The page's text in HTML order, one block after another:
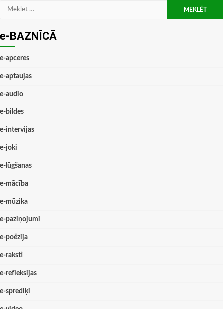
Meklēt:
e-BAZNĪCĀ
e-apceres
e-aptaujas
e-audio
e-bildes
e-intervijas
e-joki
e-lūgšanas
e-mācība
e-mūzika
e-paziņojumi
e-poēzija
e-raksti
e-refleksijas
e-sprediķi